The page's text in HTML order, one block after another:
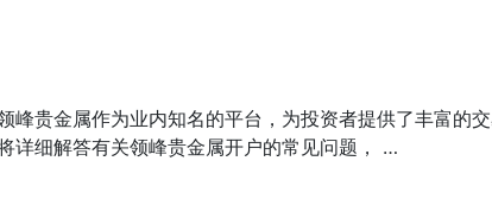
贵金属作为业内知名的平台，为投资者提供了丰富的
详细解答有关领峰贵金属开户的常见问题， …